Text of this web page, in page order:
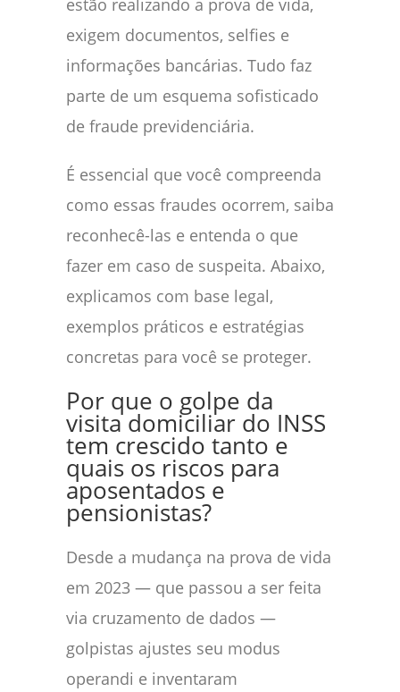
estão realizando a prova de vida,
exigem documentos, selfies e
informações bancárias. Tudo faz
parte de um esquema sofisticado
de fraude previdenciária.
É essencial que você compreenda
como essas fraudes ocorrem, saiba
reconhecê-las e entenda o que
fazer em caso de suspeita. Abaixo,
explicamos com base legal,
exemplos práticos e estratégias
concretas para você se proteger.
Por que o golpe da
visita domiciliar do INSS
tem crescido tanto e
quais os riscos para
aposentados e
pensionistas?
Desde a mudança na prova de vida
em 2023 — que passou a ser feita
via cruzamento de dados —
golpistas ajustes seu modus
operandi e inventaram